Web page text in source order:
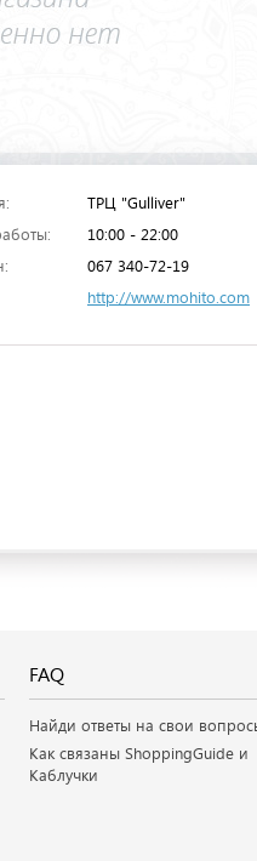
ТРЦ "Gulliver"
10:00 - 22:00
067 340-72-19
http://www.mohito.com
FAQ
Найди ответы на свои
Как связаны ShoppingGuide и
Каблучки